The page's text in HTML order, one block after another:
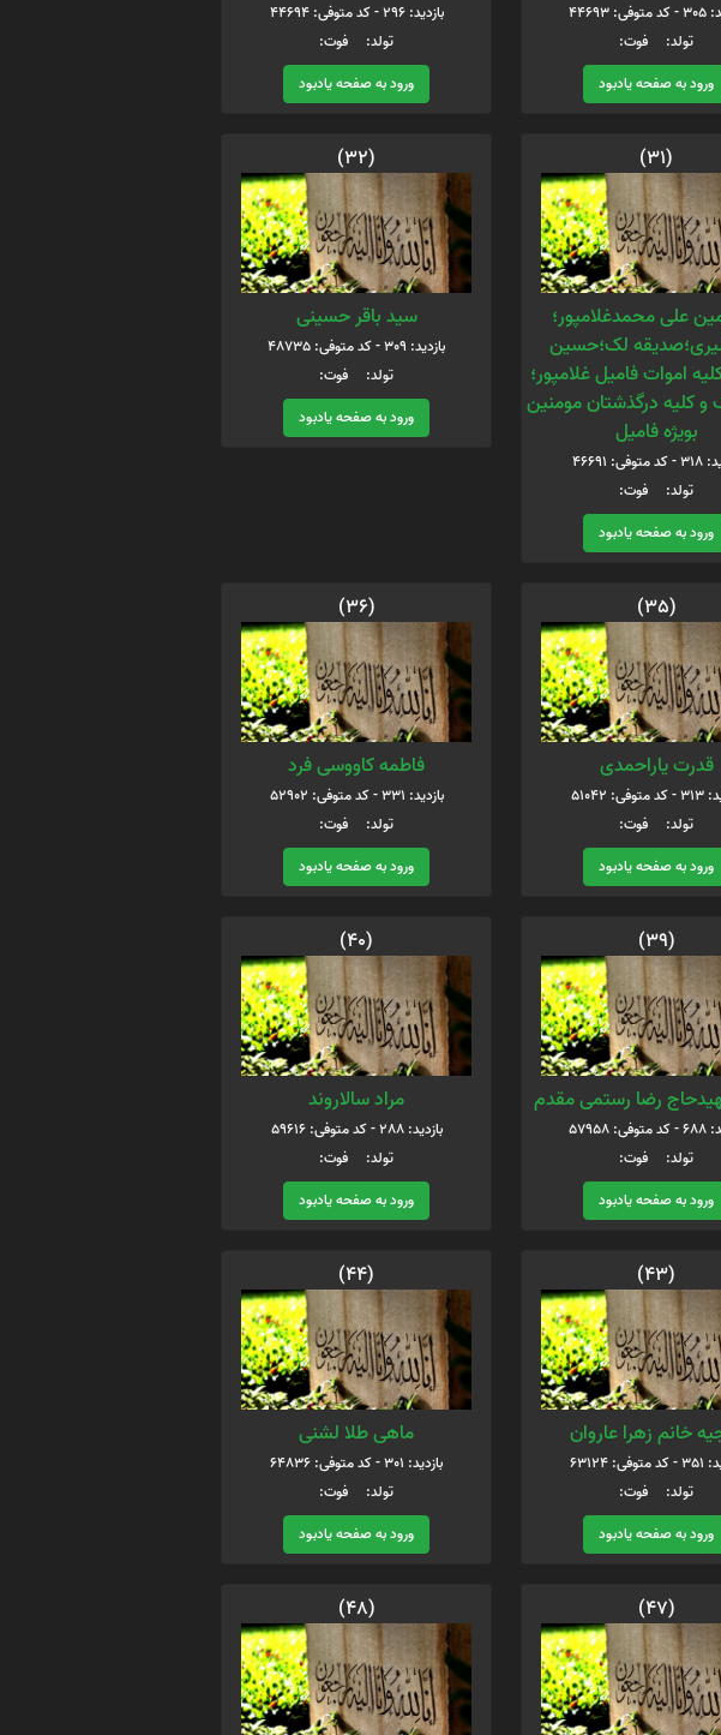
44693
تولد: فوت:
ورود به صفحه یادبود
بازدید: 296 - کد متوفی: 44694
تولد: فوت:
ورود به صفحه یادبود
(31)
علی محمدغلامپور؛
لک؛حسین
اموات فامیل غلامپور؛
کلیه درگذشتان مومنین
بویژه فامیل
46691
تولد: فوت:
ورود به صفحه یادبود
(32)
سید باقر حسینی
بازدید: 309 - کد متوفی: 48735
تولد: فوت:
ورود به صفحه یادبود
(35)
قدرت یاراحمدی
51042
تولد: فوت:
ورود به صفحه یادبود
(36)
فاطمه کاووسی فرد
بازدید: 331 - کد متوفی: 52902
تولد: فوت:
ورود به صفحه یادبود
(39)
رضا رستمی مقدم
57958
تولد: فوت:
ورود به صفحه یادبود
(40)
مراد سالاروند
بازدید: 288 - کد متوفی: 59616
تولد: فوت:
ورود به صفحه یادبود
(43)
خانم زهرا عاروان
63124
تولد: فوت:
ورود به صفحه یادبود
(44)
ماهی طلا لشنی
بازدید: 301 - کد متوفی: 64836
تولد: فوت:
ورود به صفحه یادبود
(47)
(48)